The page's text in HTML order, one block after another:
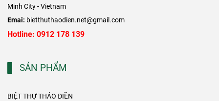
Minh City - Vietnam
Emai: bietthuthaodien.net@gmail.com
Hotline: 0912 178 139
SẢN PHẨM
BIỆT THỰ THẢO ĐIỀN